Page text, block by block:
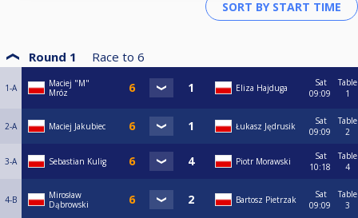
Round 1 Race to 6
1-A
Maciej "M"
Mróz
Eliza Hajduga
Sat
09:09
Table
1
2-A Maciej Jakubiec Łukasz Jędrusik
Sat
09:09
Table
2
3-A Sebastian Kulig Piotr Morawski
Sat
10:18
Table
4
4-B
Mirosław
Dąbrowski
Bartosz Pietrzak
Sat
09:09
Table
3